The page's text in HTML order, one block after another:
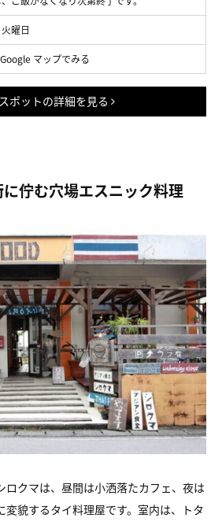
曜日
Google マップでみる
ポットの詳細を見る
佇む穴場エスニック料理
ロクマは、昼間は小洒落たカフェ、夜は
変貌するタイ料理屋です。室内は、トタ